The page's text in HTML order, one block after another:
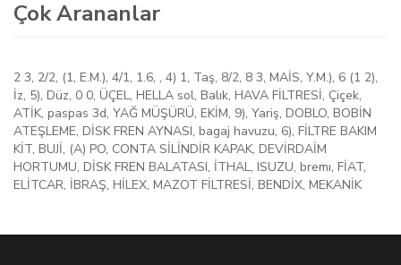
Çok Arananlar
2 3, 2/2, (1, E.M.), 4/1, 1.6, , 4) 1, Taş, 8/2, 8 3, MAİS, Y.M.), 6 (1 2),
İz, 5), Düz, 0 0, ÜÇEL, HELLA sol, Balık, HAVA FİLTRESİ, Çiçek,
ATİK, paspas 3d, YAĞ MÜŞÜRÜ, EKİM, 9), Yariş, DOBLO, BOBİN
ATEŞLEME, DİSK FREN AYNASI, bagaj havuzu, 6), FİLTRE BAKIM
KİT, BUJİ, (A) PO, CONTA SİLİNDİR KAPAK, DEVİRDAİM
HORTUMU, DİSK FREN BALATASI, İTHAL, ISUZU, bremı, FİAT,
ELİTCAR, İBRAŞ, HİLEX, MAZOT FİLTRESİ, BENDİX, MEKANİK